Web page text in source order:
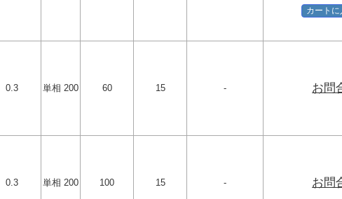
カートに
0.3 単相 200 60 15 - お問
0.3 単相 200 100 15 - お問